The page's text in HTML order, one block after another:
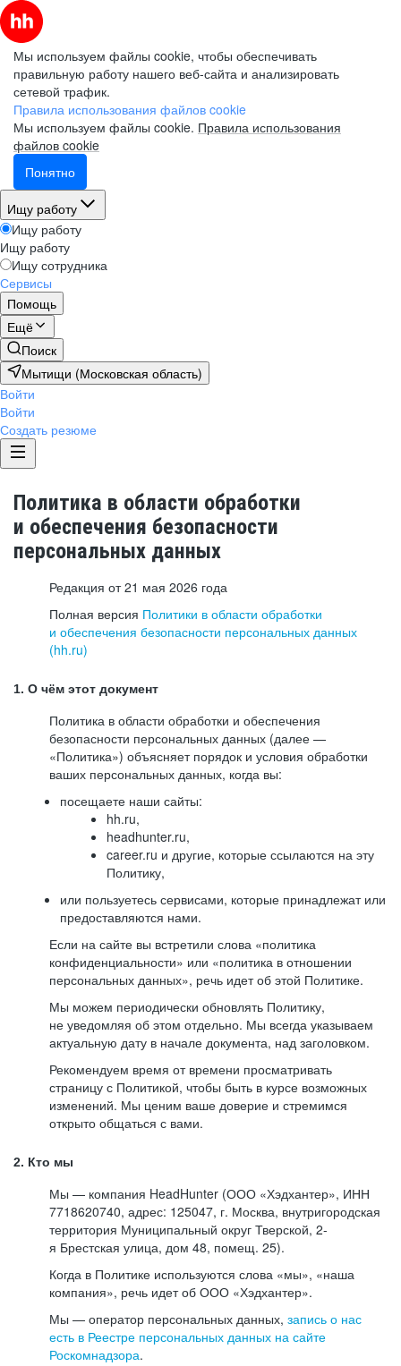
Мы используем файлы cookie, чтобы обеспечивать
правильную работу нашего веб-сайта и анализировать
сетевой трафик.
Правила использования файлов cookie
Мы используем файлы cookie. Правила использования
файлов cookie
Понятно
Ищу работу
Ищу работу
Ищу работу
Ищу сотрудника
Сервисы
Помощь
Ещё
Поиск
Мытищи (Московская область)
Войти
Войти
Создать резюме
Политика в области обработки
и обеспечения безопасности
персональных данных
Редакция от 21 мая 2026 года
Полная версия Политики в области обработки
и обеспечения безопасности персональных данных
(hh.ru)
1. О чём этот документ
Политика в области обработки и обеспечения
безопасности персональных данных (далее —
«Политика») объясняет порядок и условия обработки
ваших персональных данных, когда вы:
посещаете наши сайты:
hh.ru,
headhunter.ru,
career.ru и другие, которые ссылаются на эту
Политику,
или пользуетесь сервисами, которые принадлежат или
предоставляются нами.
Если на сайте вы встретили слова «политика
конфиденциальности» или «политика в отношении
персональных данных», речь идет об этой Политике.
Мы можем периодически обновлять Политику,
не уведомляя об этом отдельно. Мы всегда указываем
актуальную дату в начале документа, над заголовком.
Рекомендуем время от времени просматривать
страницу с Политикой, чтобы быть в курсе возможных
изменений. Мы ценим ваше доверие и стремимся
открыто общаться с вами.
2. Кто мы
Мы — компания HeadHunter (ООО «Хэдхантер», ИНН
7718620740, адрес: 125047, г. Москва, внутригородская
территория Муниципальный округ Тверской, 2-
я Брестская улица, дом 48, помещ. 25).
Когда в Политике используются слова «мы», «наша
компания», речь идет об ООО «Хэдхантер».
Мы — оператор персональных данных, запись о нас
есть в Реестре персональных данных на сайте
Роскомнадзора.